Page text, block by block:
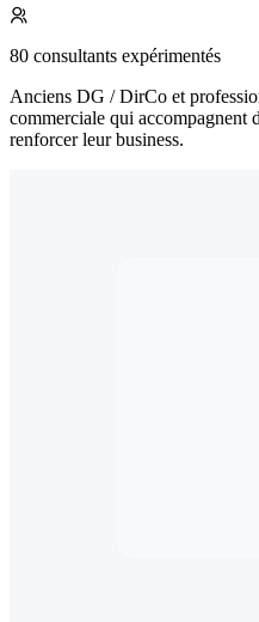
80 consultants expérimentés
Anciens DG / DirCo et
commerciale qui accompagnent
renforcer leur business.